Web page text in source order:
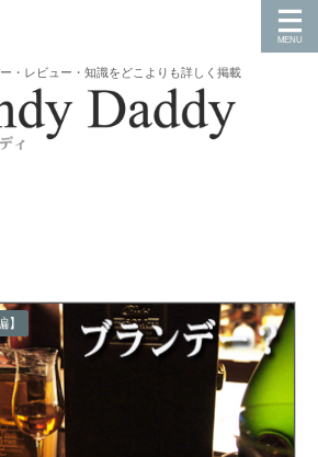
・レビュー・知識をどこよりも詳しく掲載